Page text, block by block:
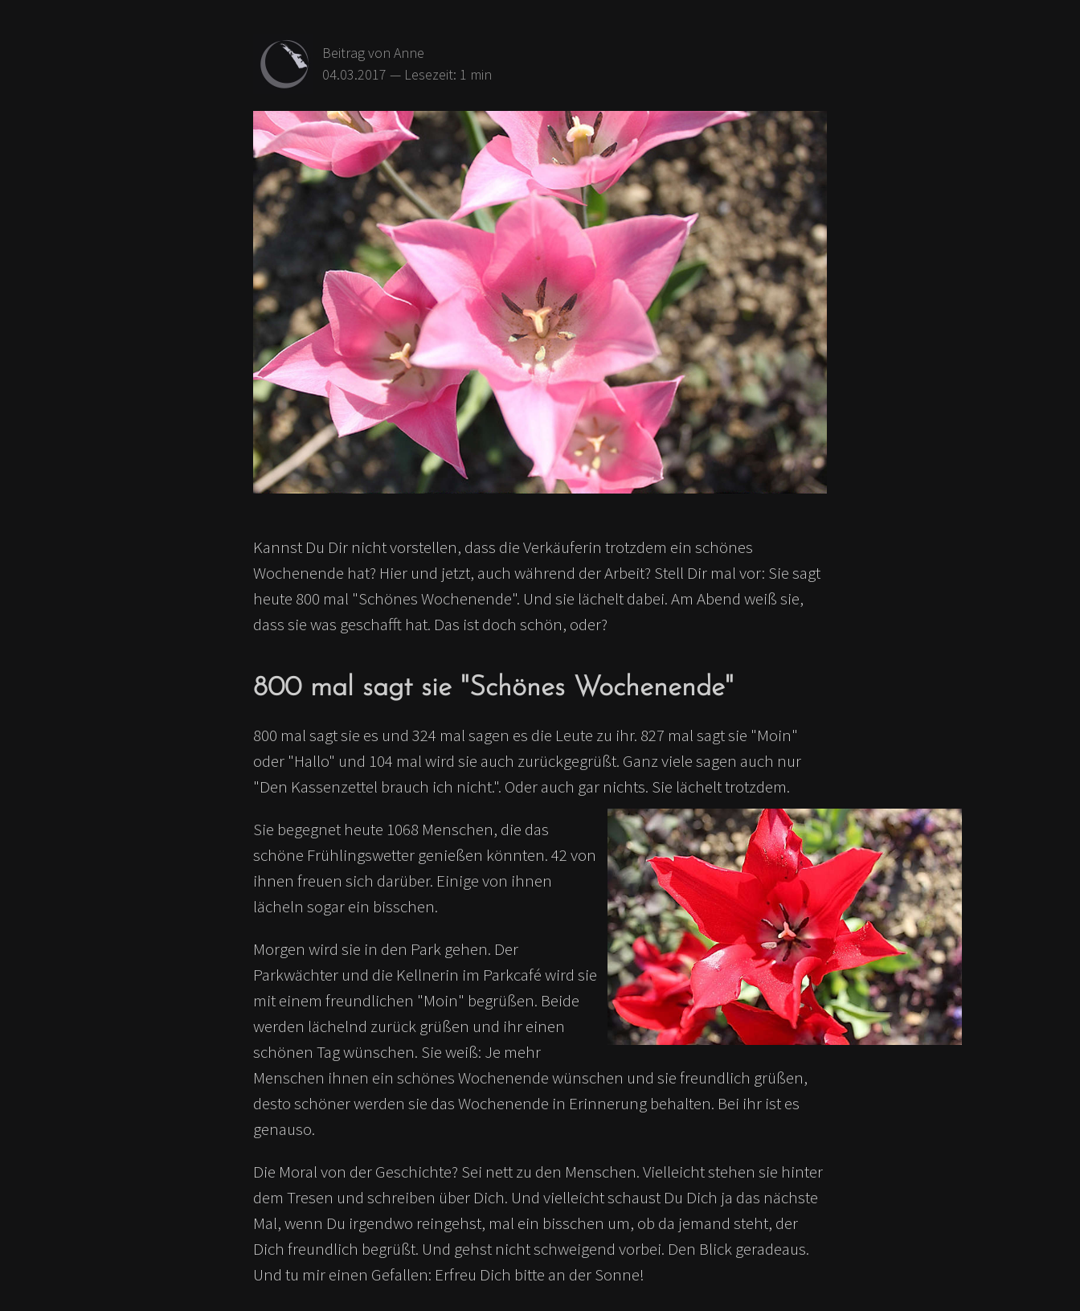
Beitragvon Anne
04.03.2017 — Lesezeit: 1 min
Kannst Du Dir nicht vorstellen, dass die Verkäuferin trotzdem ein schönes
Wochenende hat? Hier und jetzt, auch während der Arbeit? Stell Dir mal vor: Sie sagt
heute 800 mal "Schönes Wochenende". Und sie lächelt dabei. Am Abend weiß sie,
dass sie was geschafft hat. Das ist doch schön, oder?
800 mal sagt sie "Schönes Wochenende"
800 mal sagt sie es und 324 mal sagen es die Leute zu ihr. 827 mal sagt sie "Moin"
oder "Hallo" und 104 mal wird sie auch zurückgegrüßt. Ganz viele sagen auch nur
"Den Kassenzettel brauch ich nicht.". Oder auch gar nichts. Sie lächelt trotzdem.
Sie begegnet heute 1068 Menschen, die das
schöne Frühlingswetter genießen könnten. 42 von
ihnen freuen sich darüber. Einige von ihnen
lächeln sogar ein bisschen.
Morgen wird sie in den Park gehen. Der
Parkwächter und die Kellnerin im Parkcafé wird sie
mit einem freundlichen "Moin" begrüßen. Beide
werden lächelnd zurück grüßen und ihr einen
schönen Tag wünschen. Sie weiß: Je mehr
Menschen ihnen ein schönes Wochenende wünschen und sie freundlich grüßen,
desto schöner werden sie das Wochenende in Erinnerung behalten. Bei ihr ist es
genauso.
Die Moral von der Geschichte? Sei nett zu den Menschen. Vielleicht stehen sie hinter
dem Tresen und schreiben über Dich. Und vielleicht schaust Du Dich ja das nächste
Mal, wenn Du irgendwo reingehst, mal ein bisschen um, ob da jemand steht, der
Dich freundlich begrüßt. Und gehst nicht schweigend vorbei. Den Blick geradeaus.
Und tu mir einen Gefallen: Erfreu Dich bitte an der Sonne!